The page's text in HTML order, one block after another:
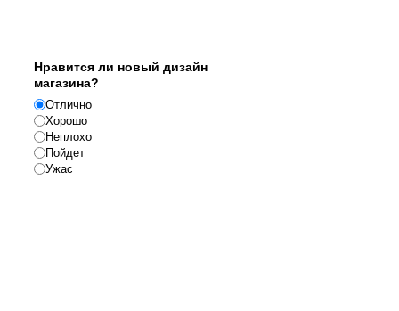
Нравится ли новый дизайн
магазина?
Отлично
Хорошо
Неплохо
Пойдет
Ужас